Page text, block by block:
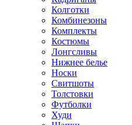
Колготки
Комбинезоны
Комплекты
Костюмы
Лонгсливы
Нижнее белье
Носки
Свитшоты
Толстовки
Футболки
Худи